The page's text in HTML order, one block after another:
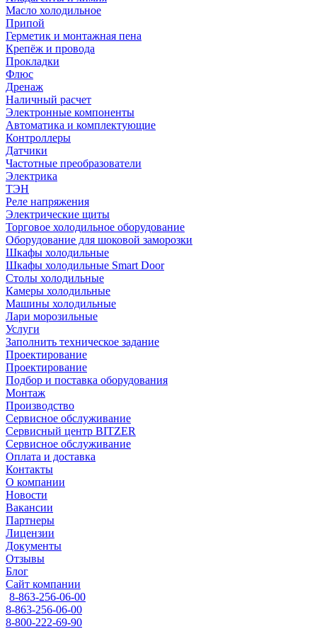
Масло холодильное
Припой
Герметик и монтажная пена
Крепёж и провода
Прокладки
Флюс
Дренаж
Наличный расчет
Электронные компоненты
Автоматика и комплектующие
Контроллеры
Датчики
Частотные преобразователи
Электрика
ТЭН
Реле напряжения
Электрические щиты
Торговое холодильное оборудование
Оборудование для шоковой заморозки
Шкафы холодильные
Шкафы холодильные Smart Door
Столы холодильные
Камеры холодильные
Машины холодильные
Лари морозильные
Услуги
Заполнить техническое задание
Проектирование
Проектирование
Подбор и поставка оборудования
Монтаж
Производство
Сервисное обслуживание
Сервисный центр BITZER
Сервисное обслуживание
Оплата и доставка
Контакты
О компании
Новости
Вакансии
Партнеры
Лицензии
Документы
Отзывы
Блог
Сайт компании
8-863-256-06-00
8-863-256-06-00
8-800-222-69-90